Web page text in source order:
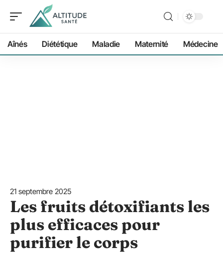
Aînés Diététique Maladie Maternité Médecine
21 septembre 2025
Les fruits détoxifiants les
plus efficaces pour
purifier le corps